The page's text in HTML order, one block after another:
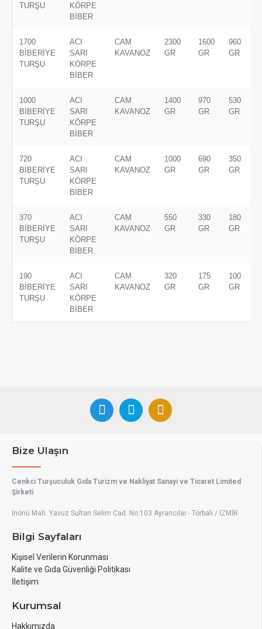
TURŞU
KÖRPE
BİBER
1700
BİBERİYE
TURŞU
ACI
SARI
KÖRPE
BİBER
CAM
KAVANOZ
2300
GR
1600
GR
960
GR
1000
BİBERİYE
TURŞU
ACI
SARI
KÖRPE
BİBER
CAM
KAVANOZ
1400
GR
970
GR
530
GR
720
BİBERİYE
TURŞU
ACI
SARI
KÖRPE
BİBER
CAM
KAVANOZ
1000
GR
690
GR
350
GR
370
BİBERİYE
TURŞU
ACI
SARI
KÖRPE
BİBER
CAM
KAVANOZ
550
GR
330
GR
180
GR
190
BİBERİYE
TURŞU
ACI
SARI
KÖRPE
BİBER
CAM
KAVANOZ
320
GR
175
GR
100
GR
Bize Ulaşın
Cenkci Turşuculuk Gıda Turizm ve Nakliyat Sanayi ve Ticaret Limited
Şirketi
İnönü Mah. Yavuz Sultan Selim Cad. No:103 Ayrancılar - Torbalı / İZMİR
Bilgi Sayfaları
Kişisel Verilerin Korunması
Kalite ve Gıda Güvenliği Politikası
İletişim
Kurumsal
Hakkımızda